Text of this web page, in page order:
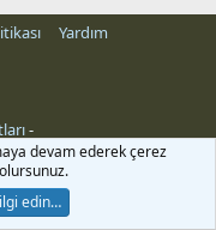
Yardım
-
devam ederek çerez
edin…